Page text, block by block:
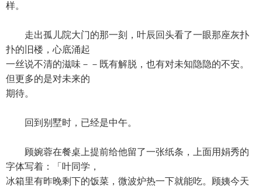
样。
走出孤儿院大门的那一刻，叶辰回头看了一眼那座灰扑
扑的旧楼，心底涌起
一丝说不清的滋味－－既有解脱，也有对未知隐隐的不安。
但更多的是对未来的
期待。
回到别墅时，已经是中午。
顾婉蓉在餐桌上提前给他留了一张纸条，上面用娟秀的
字体写着：「叶同学，
冰箱里有昨晚剩下的饭菜，微波炉热一下就能吃。顾姨今天